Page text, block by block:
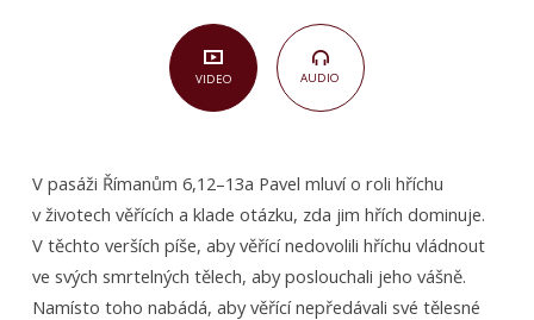
VIDEO AUDIO
V pasáži Římanům 6,12–13a Pavel mluví o roli hříchu
v životech věřících a klade otázku, zda jim hřích dominuje.
V těchto verších píše, aby věřící nedovolili hříchu vládnout
ve svých smrtelných tělech, aby poslouchali jeho vášně.
Namísto toho nabádá, aby věřící nepředávali své tělesné